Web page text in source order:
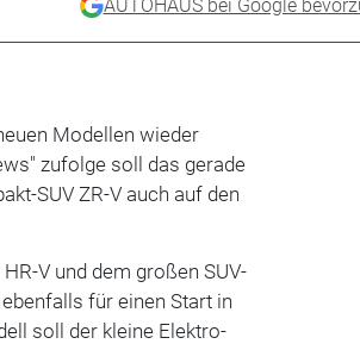
AUTOHAUS bei Google
Modellen wieder
zufolge soll das gerade
SUV ZR-V auch auf den
V und dem großen SUV-
für einen Start in
soll der kleine Elektro-